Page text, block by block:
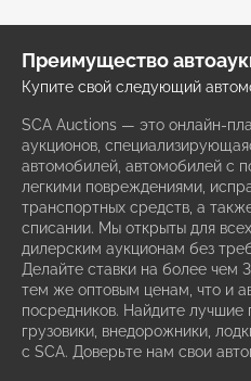
Преимущество
Купите свой следующий
SCA Auctions — это онлайн-
аукционов,
автомобилей, автомобилей с
легкими повреждениями,
транспортных средств, а
списании. Мы открыты для
дилерским аукционам без
Делайте ставки на более чем
тем же оптовым ценам, что и
посредников. Найдите
грузовики, внедорожники,
с SCA. Доверьте нам свои